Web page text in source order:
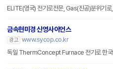
ELITE(영국) 전기로전문, Gas(진공)분위기
금속현미경 신영사이언스
광고 www.sycop.co.kr
독일 ThermConcept Furnace 전기로 한국